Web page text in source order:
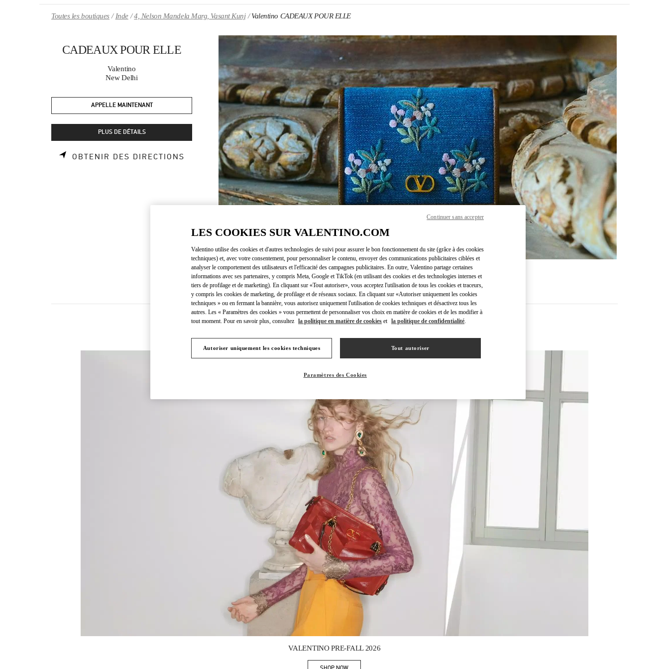
Toutes les boutiques Inde 4, Nelson Mandela Marg, Vasant Kunj Valentino CADEAUX POUR ELLE
CADEAUX POUR ELLE
Valentino
New Delhi
APPELLE MAINTENANT
PLUS DE DÉTAILS
OBTENIR DES DIRECTIONS LINK OPENS IN NEW TAB
DÉCOUVRIR PLUS
Link Opens in New Tab
VALENTINO PRE-FALL 2026
LES COOKIES SUR VALENTINO.COM
Valentino utilise des cookies et d'autres technologies de suivi pour assurer le bon fonctionnement du site (grâce à des cookies
techniques) et, avec votre consentement, pour personnaliser le contenu, envoyer des communications publicitaires ciblées et
analyser le comportement des utilisateurs et l'efficacité des campagnes publicitaires. En outre, Valentino partage certaines
informations avec ses partenaires, y compris Meta, Google et TikTok (en utilisant des cookies et des technologies internes et
tiers de profilage et de marketing). En cliquant sur «Tout autoriser», vous acceptez l'utilisation de tous les cookies et traceurs,
y compris les cookies de marketing, de profilage et de réseaux sociaux. En cliquant sur «Autoriser uniquement les cookies
techniques » ou en fermant la bannière, vous autorisez uniquement l'utilisation de cookies techniques et désactivez tous les
autres. Les « Paramètres des cookies » vous permettent de personnaliser vos choix en matière de cookies et de les modifier à
tout moment. Pour en savoir plus, consultez la politique en matière de cookies et la politique de confidentialité.
Autoriser uniquement les cookies techniques Tout autoriser
Paramètres des Cookies
Continuer sans accepter